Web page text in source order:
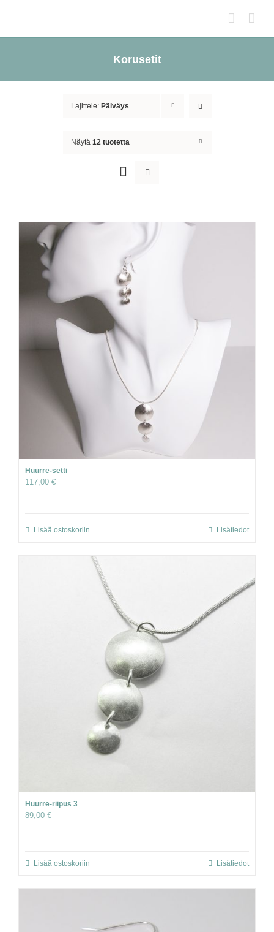
Korusetit
Lajittele: Päiväys
Näytä 12 tuotetta
Huurre-setti
117,00 €
Lisää ostoskoriin Lisätiedot
Huurre-riipus 3
89,00 €
Lisää ostoskoriin Lisätiedot